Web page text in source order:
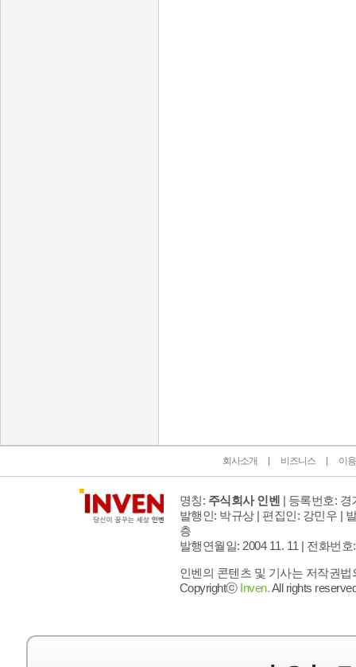
회사소개 비즈니스 이
명칭: 주식회사 인벤 | 등록번호: 경
발행인: 박규상 | 편집인: 강민우 |
층
발행연월일: 2004 11. 11 | 전화번호
인벤의 콘텐츠 및 기사는 저작권
Copyrightⓒ Inven.All rights